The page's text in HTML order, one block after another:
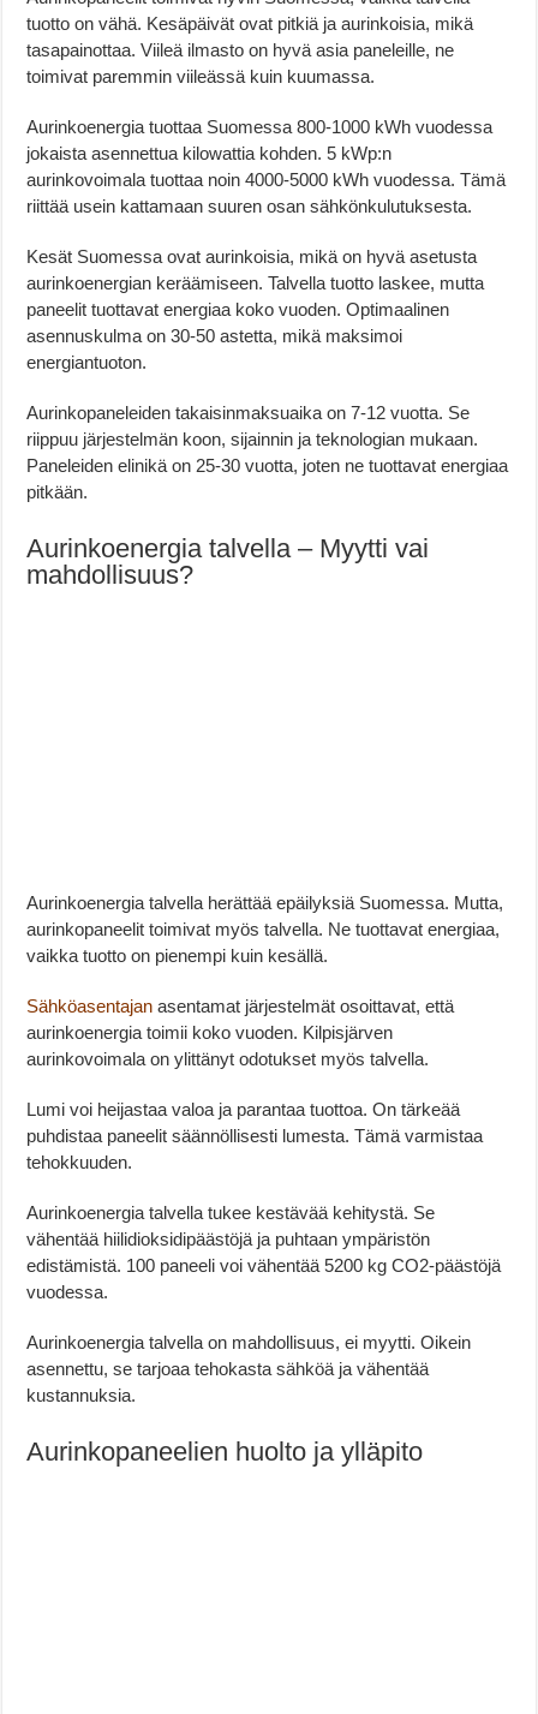
tuotto on vähä. Kesäpäivät ovat pitkiä ja aurinkoisia, mikä
tasapainottaa. Viileä ilmasto on hyvä asia paneleille, ne
toimivat paremmin viileässä kuin kuumassa.
Aurinkoenergia tuottaa Suomessa 800-1000 kWh vuodessa
jokaista asennettua kilowattia kohden. 5 kWp:n
aurinkovoimala tuottaa noin 4000-5000 kWh vuodessa. Tämä
riittää usein kattamaan suuren osan sähkönkulutuksesta.
Kesät Suomessa ovat aurinkoisia, mikä on hyvä asetusta
aurinkoenergian keräämiseen. Talvella tuotto laskee, mutta
paneelit tuottavat energiaa koko vuoden. Optimaalinen
asennuskulma on 30-50 astetta, mikä maksimoi
energiantuoton.
Aurinkopaneleiden takaisinmaksuaika on 7-12 vuotta. Se
riippuu järjestelmän koon, sijainnin ja teknologian mukaan.
Paneleiden elinikä on 25-30 vuotta, joten ne tuottavat energiaa
pitkään.
Aurinkoenergia talvella – Myytti vai
mahdollisuus?
Aurinkoenergia talvella herättää epäilyksiä Suomessa. Mutta,
aurinkopaneelit toimivat myös talvella. Ne tuottavat energiaa,
vaikka tuotto on pienempi kuin kesällä.
Sähköasentajan asentamat järjestelmät osoittavat, että
aurinkoenergia toimii koko vuoden. Kilpisjärven
aurinkovoimala on ylittänyt odotukset myös talvella.
Lumi voi heijastaa valoa ja parantaa tuottoa. On tärkeää
puhdistaa paneelit säännöllisesti lumesta. Tämä varmistaa
tehokkuuden.
Aurinkoenergia talvella tukee kestävää kehitystä. Se
vähentää hiilidioksidipäästöjä ja puhtaan ympäristön
edistämistä. 100 paneeli voi vähentää 5200 kg CO2-päästöjä
vuodessa.
Aurinkoenergia talvella on mahdollisuus, ei myytti. Oikein
asennettu, se tarjoaa tehokasta sähköä ja vähentää
kustannuksia.
Aurinkopaneelien huolto ja ylläpito